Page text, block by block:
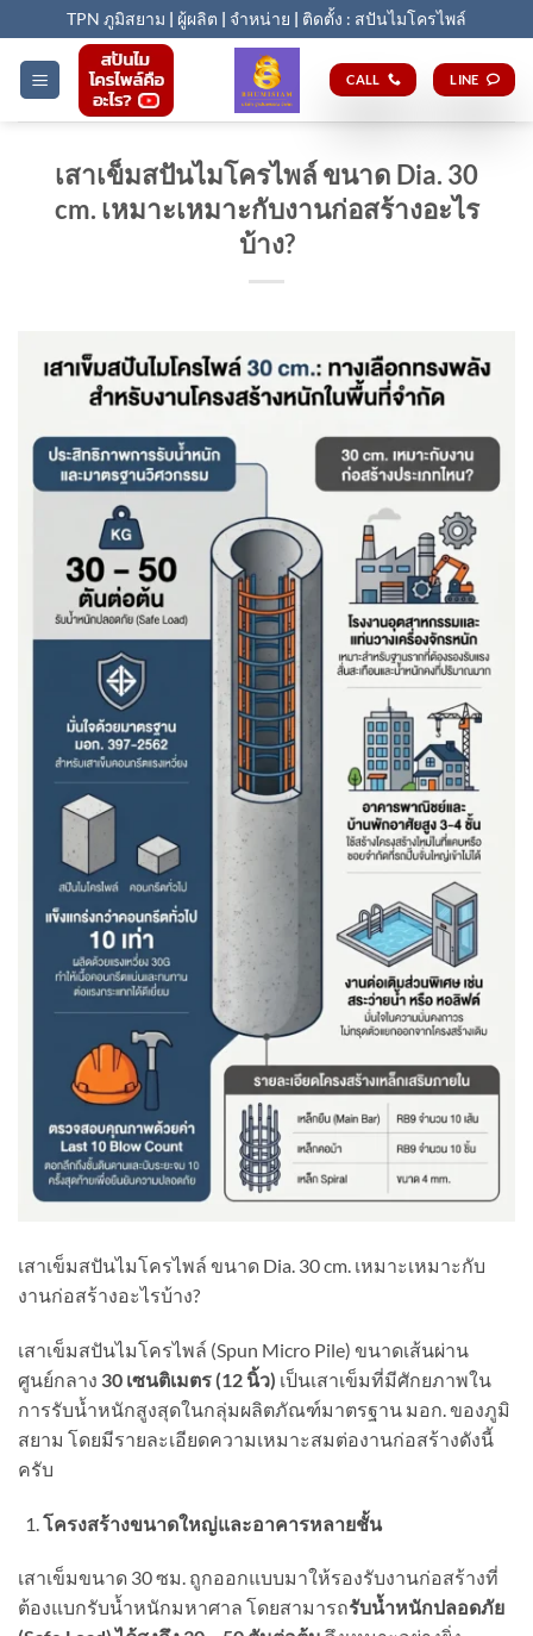
to
content
TPN ภูมิสยาม | ผู้ผลิต | จำหน่าย | ติดตั้ง : สปันไมโครไพล์
CALL LINE
เสาเข็มสปันไมโครไพล์ ขนาด Dia. 30
cm. เหมาะเหมาะกับงานก่อสร้างอะไร
บ้าง?
เสาเข็มสปันไมโครไพล์ ขนาด Dia. 30 cm. เหมาะเหมาะกับ
งานก่อสร้างอะไรบ้าง?
เสาเข็มสปันไมโครไพล์ (Spun Micro Pile) ขนาดเส้นผ่าน
ศูนย์กลาง 30 เซนติเมตร (12 นิ้ว) เป็นเสาเข็มที่มีศักยภาพใน
การรับน้ำหนักสูงสุดในกลุ่มผลิตภัณฑ์มาตรฐาน มอก. ของภูมิ
สยาม โดยมีรายละเอียดความเหมาะสมต่องานก่อสร้างดังนี้
ครับ
โครงสร้างขนาดใหญ่และอาคารหลายชั้น
เสาเข็มขนาด 30 ซม. ถูกออกแบบมาให้รองรับงานก่อสร้างที่
ต้องแบกรับน้ำหนักมหาศาล โดยสามารถรับน้ำหนักปลอดภัย